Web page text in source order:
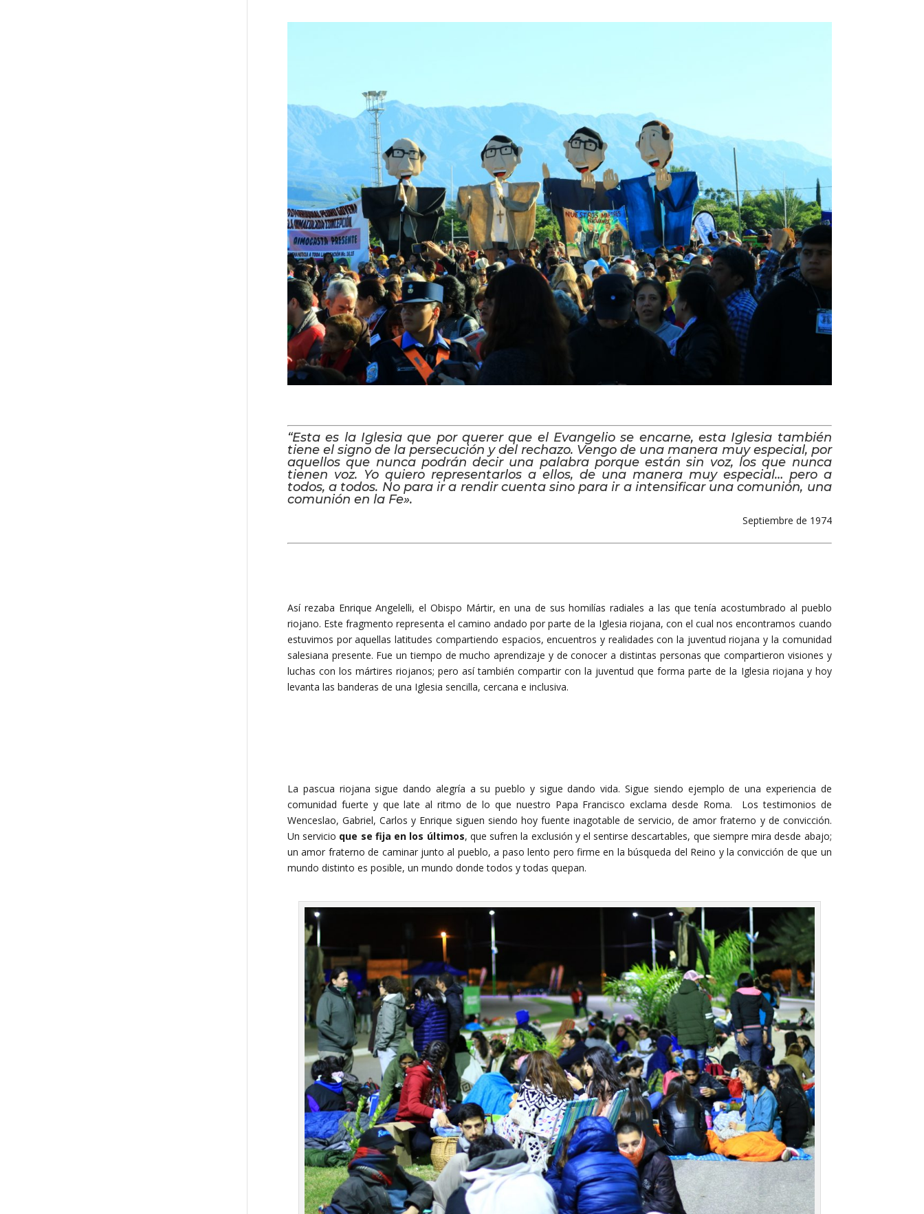
“Esta es la Iglesia que por querer que el Evangelio se encarne, esta Iglesia también
tiene el signo de la persecución y del rechazo. Vengo de una manera muy especial, por
aquellos que nunca podrán decir una palabra porque están sin voz, los que nunca
tienen voz. Yo quiero representarlos a ellos, de una manera muy especial… pero a
todos, a todos. No para ir a rendir cuenta sino para ir a intensificar una comunión, una
comunión en la Fe».
Septiembre de 1974
Así rezaba Enrique Angelelli, el Obispo Mártir, en una de sus homilías radiales a las que tenía acostumbrado al pueblo
riojano. Este fragmento representa el camino andado por parte de la Iglesia riojana, con el cual nos encontramos cuando
estuvimos por aquellas latitudes compartiendo espacios, encuentros y realidades con la juventud riojana y la comunidad
salesiana presente. Fue un tiempo de mucho aprendizaje y de conocer a distintas personas que compartieron visiones y
luchas con los mártires riojanos; pero así también compartir con la juventud que forma parte de la Iglesia riojana y hoy
levanta las banderas de una Iglesia sencilla, cercana e inclusiva.
La pascua riojana sigue dando alegría a su pueblo y sigue dando vida. Sigue siendo ejemplo de una experiencia de
comunidad fuerte y que late al ritmo de lo que nuestro Papa Francisco exclama desde Roma. Los testimonios de
Wenceslao, Gabriel, Carlos y Enrique siguen siendo hoy fuente inagotable de servicio, de amor fraterno y de convicción.
Un servicio que se fija en los últimos, que sufren la exclusión y el sentirse descartables, que siempre mira desde abajo;
un amor fraterno de caminar junto al pueblo, a paso lento pero firme en la búsqueda del Reino y la convicción de que un
mundo distinto es posible, un mundo donde todos y todas quepan.